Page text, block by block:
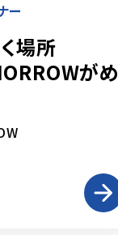
ー
場所
がめ